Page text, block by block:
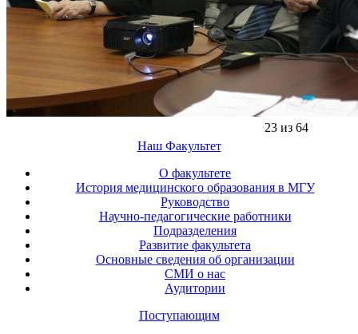
23 из 64
Наш Факультет
О факультете
История медицинского образования в МГУ
Руководство
Научно-педагогические работники
Подразделения
Развитие факультета
Основные сведения об организации
СМИ о нас
Аудитории
Поступающим